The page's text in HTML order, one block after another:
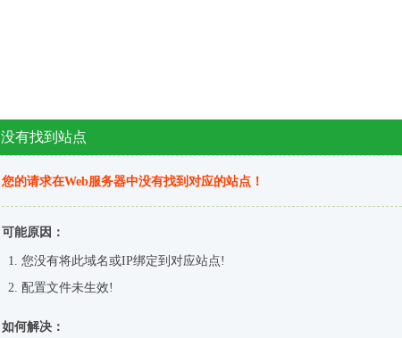
没有找到站点
您的请求在Web服务器中没有找到对应的站点！
可能原因：
您没有将此域名或IP绑定到对应站点!
配置文件未生效!
如何解决：